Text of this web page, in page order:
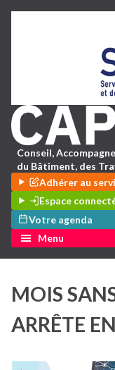
Conseil,
du Bâtiment, des
Adhérer au
Espace
Votre agenda
Menu
MOIS
ARRÊTE